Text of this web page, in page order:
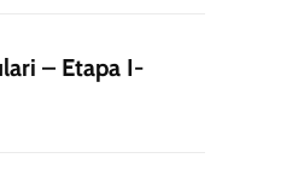
– Etapa I-